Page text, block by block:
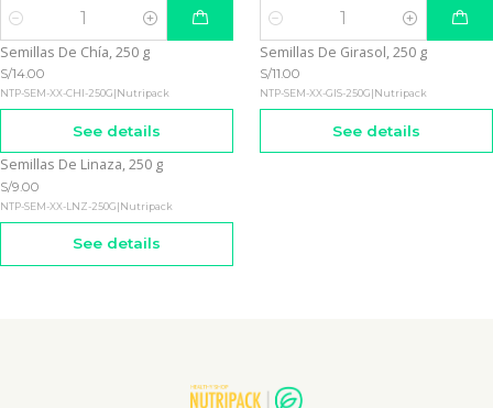
Quantity Quantity
Out of stock
Semillas De Chía, 250 g
S/14.00
NTP-SEM-XX-CHI-250G|Nutripack
See details
Out of stock
Semillas De Girasol, 250 g
S/11.00
NTP-SEM-XX-GIS-250G|Nutripack
See details
Out of stock
Semillas De Linaza, 250 g
S/9.00
NTP-SEM-XX-LNZ-250G|Nutripack
See details